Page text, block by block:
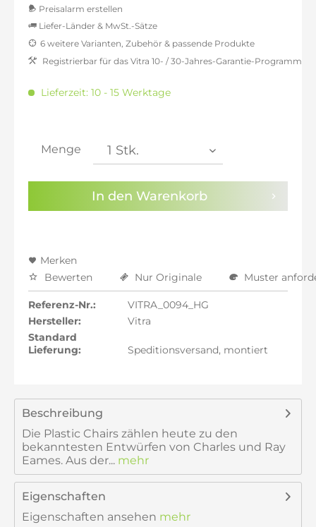
Preisalarm erstellen
Sie haben dieDatenschutzbestimmungen
Kenntnis genommen.
Liefer-Länder & MwSt.-Sätze
inkl. 16% MwSt.: 682,35 €
inkl. 21% MwSt.: 711,76 €
6 weitere Varianten, Zubehör & passende Produkte
Registrierbar für das Vitra 10- / 30-Jahres-Garantie-Programm
Lieferzeit: 10 - 15 Werktage
Menge
In den Warenkorb
Merken
Bewerten
Nur Originale Muster
Referenz-Nr.:
VITRA_0094_HG
Hersteller:
Vitra
Standard
Lieferung:
Speditionsversand, montiert
Beschreibung
Die Plastic Chairs zählen heute zu den
bekanntesten Entwürfen von Charles und Ray
Eames. Aus der... mehr
Eigenschaften
Eigenschaften ansehen mehr